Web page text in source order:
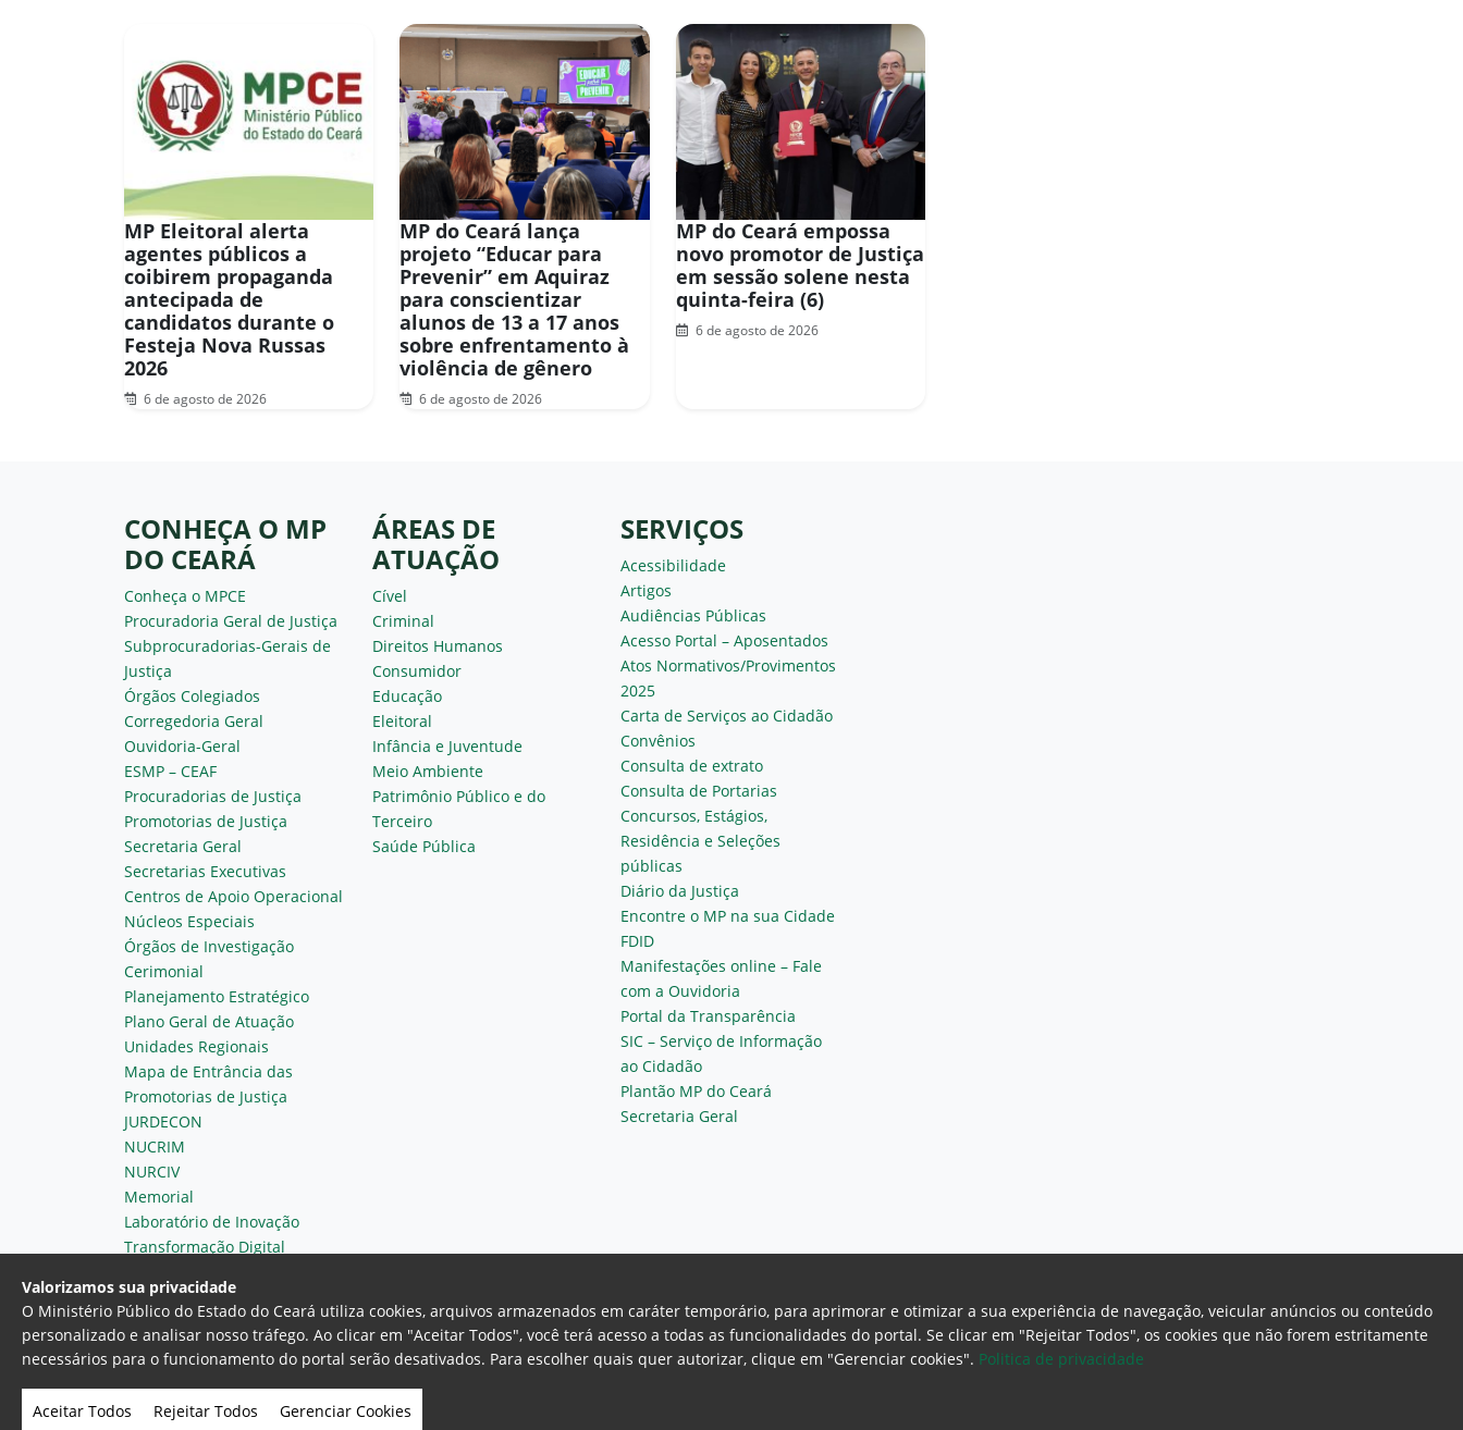
MP Eleitoral alerta
agentes públicos a
coibirem propaganda
antecipada de
candidatos durante o
Festeja Nova Russas
2026
6 de agosto de 2026
MP do Ceará lança
projeto “Educar para
Prevenir” em Aquiraz
para conscientizar
alunos de 13 a 17 anos
sobre enfrentamento à
violência de gênero
6 de agosto de 2026
MP do Ceará empossa
novo promotor de Justiça
em sessão solene nesta
quinta-feira (6)
6 de agosto de 2026
CONHEÇA O MP
DO CEARÁ
Conheça o MPCE
Procuradoria Geral de Justiça
Subprocuradorias-Gerais de
Justiça
Órgãos Colegiados
Corregedoria Geral
Ouvidoria-Geral
ESMP – CEAF
Procuradorias de Justiça
Promotorias de Justiça
Secretaria Geral
Secretarias Executivas
Centros de Apoio Operacional
Núcleos Especiais
Órgãos de Investigação
Cerimonial
Planejamento Estratégico
Plano Geral de Atuação
Unidades Regionais
Mapa de Entrância das
Promotorias de Justiça
JURDECON
NUCRIM
NURCIV
Memorial
Laboratório de Inovação
Transformação Digital
ÁREAS DE
ATUAÇÃO
Cível
Criminal
Direitos Humanos
Consumidor
Educação
Eleitoral
Infância e Juventude
Meio Ambiente
Patrimônio Público e do
Terceiro
Saúde Pública
SERVIÇOS
Acessibilidade
Artigos
Audiências Públicas
Acesso Portal – Aposentados
Atos Normativos/Provimentos
2025
Carta de Serviços ao Cidadão
Convênios
Consulta de extrato
Consulta de Portarias
Concursos, Estágios,
Residência e Seleções
públicas
Diário da Justiça
Encontre o MP na sua Cidade
FDID
Manifestações online – Fale
com a Ouvidoria
Portal da Transparência
SIC – Serviço de Informação
ao Cidadão
Plantão MP do Ceará
Secretaria Geral
Ministério Público do Estado do Ceará Procuradoria Geral de Justiça
Av. Gen. Afonso Albuquerque Lima, 130 - Cambeba - CEP: 60.822-325
- Fortaleza, Ceará. Brasil
Valorizamos sua privacidade
O Ministério Público do Estado do Ceará utiliza cookies, arquivos armazenados em caráter temporário, para aprimorar e otimizar a sua experiência de navegação, veicular anúncios ou conteúdo
personalizado e analisar nosso tráfego. Ao clicar em "Aceitar Todos", você terá acesso a todas as funcionalidades do portal. Se clicar em "Rejeitar Todos", os cookies que não forem estritamente
necessários para o funcionamento do portal serão desativados. Para escolher quais quer autorizar, clique em "Gerenciar cookies". Politica de privacidade
Aceitar Todos Rejeitar Todos Gerenciar Cookies